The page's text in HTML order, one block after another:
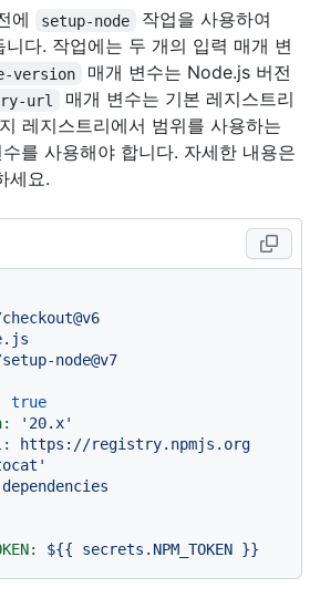
에
setup-node 작업을 사용하여
니다. 작업에는 두 개의 입력 매개 변
version
매개 변수는 Node.js 버전
url
매개 변수는 기본 레지스트리
레지스트리에서 범위를 사용하는
를 사용해야 합니다. 자세한 내용은
세요.
node@v7
true
'20.x'
https://registry.npmjs.org
dependencies
${{ secrets.NPM_TOKEN }}